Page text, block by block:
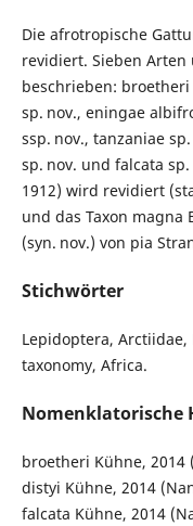
Die afrotropische
revidiert. Sieben
beschrieben:
sp. nov., eningae
ssp. nov., tanzaniae
sp. nov. und falcata
1912) wird revidiert
und das Taxon magna
(syn. nov.) von pia
Stichwörter
Lepidoptera,
taxonomy, Africa.
Nomenklatorische
broetheri Kühne, 2014
distyi Kühne, 2014
falcata Kühne, 2014